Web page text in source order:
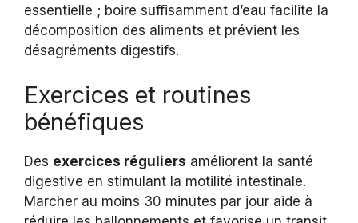
essentielle ; boire suffisamment d’eau facilite la
décomposition des aliments et prévient les
désagréments digestifs.
Exercices et routines
bénéfiques
Des exercices réguliers améliorent la santé
digestive en stimulant la motilité intestinale.
Marcher au moins 30 minutes par jour aide à